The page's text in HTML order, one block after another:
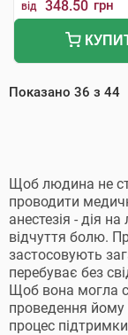
від 348.50 грн
Показано 36 з 44
Щоб людина не
проводити
анестезія - дія
відчуття болю.
застосовують
перебуває без
Щоб вона могла
проведення йому
процес